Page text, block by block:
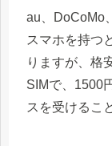
au、DoCoMo
スマホを持つ
りますが、格
SIMで、1500
スを受けるこ